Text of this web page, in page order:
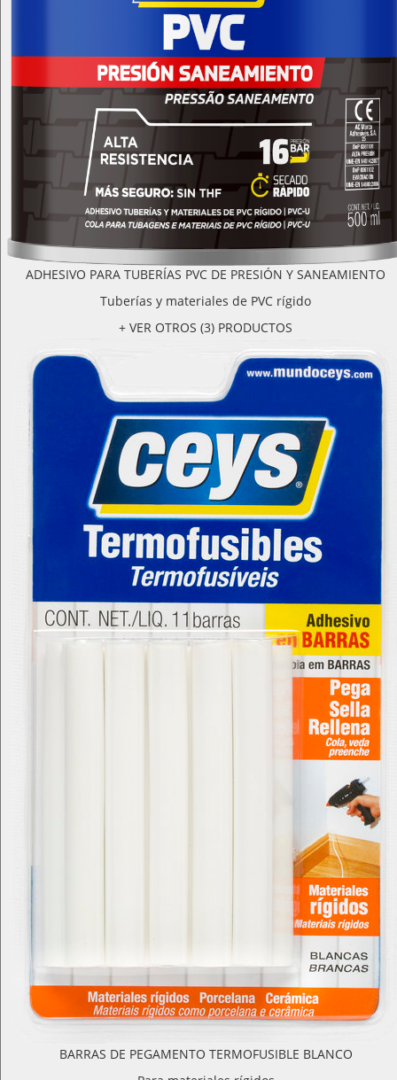
ADHESIVO PARA TUBERÍAS PVC DE PRESIÓN Y SANEAMIENTO
Tuberías y materiales de PVC rígido
+ VER OTROS (3) PRODUCTOS
BARRAS DE PEGAMENTO TERMOFUSIBLE BLANCO